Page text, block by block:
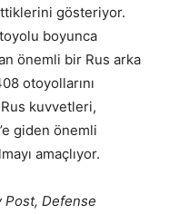
gösteriyor.
boyunca
önemli bir Rus arka
otoyollarını
kuvvetleri,
giden önemli
amaçlıyor.
Post, Defense